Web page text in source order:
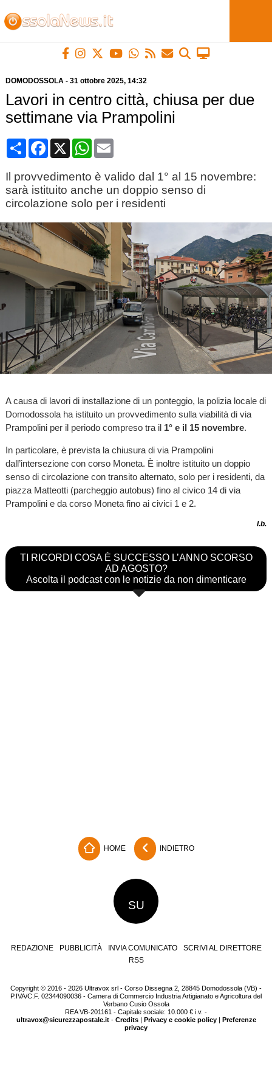
DOMODOSSOLA- 31 ottobre 2025, 14:32
Lavori in centro città, chiusa per due
settimane via Prampolini
CondividiFacebook
X WhatsApp
Email
Il provvedimento è valido dal 1° al 15 novembre:
sarà istituito anche un doppio senso di
circolazione solo per i residenti
A causa di lavori di installazione di un ponteggio, la polizia locale di
Domodossola ha istituito un provvedimento sulla viabilità di via
Prampolini per il periodo compreso tra il 1° e il 15 novembre.
In particolare, è prevista la chiusura di via Prampolini
dall’intersezione con corso Moneta. È inoltre istituito un doppio
senso di circolazione con transito alternato, solo per i residenti, da
piazza Matteotti (parcheggio autobus) fino al civico 14 di via
Prampolini e da corso Moneta fino ai civici 1 e 2.
l.b.
TI RICORDI COSA È SUCCESSO L’ANNO SCORSO
AD AGOSTO?
Ascolta il podcast con le notizie da non dimenticare
HOME INDIETRO
SU
REDAZIONE PUBBLICITÀ INVIA COMUNICATO
SCRIVI AL DIRETTORE
RSS
Copyright © 2016 - 2026 Ultravox srl - Corso Dissegna 2, 28845 Domodossola (VB) -
P.IVA/C.F. 02344090036 - Camera di Commercio Industria Artigianato e Agricoltura del
Verbano Cusio Ossola
REA VB-201161 - Capitale sociale: 10.000 € i.v. -
ultravox@sicurezzapostale.it- Credits| Privacy e cookie policy| Preferenze
privacy